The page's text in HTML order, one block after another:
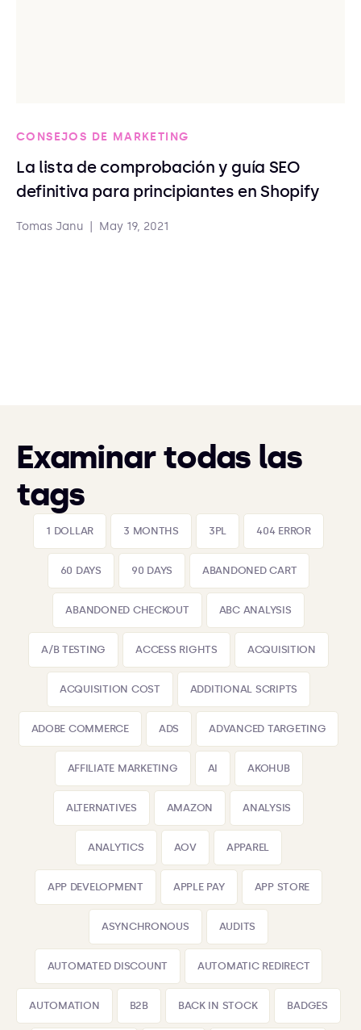
CONSEJOS DE MARKETING
La lista de comprobación y guía SEO
definitiva para principiantes en Shopify
Tomas Janu May 19, 2021
Examinar todas las
tags
1 DOLLAR 3 MONTHS 3PL 404 ERROR
60 DAYS 90 DAYS ABANDONED CART
ABANDONED CHECKOUT ABC ANALYSIS
A/B TESTING ACCESS RIGHTS ACQUISITION
ACQUISITION COST ADDITIONAL SCRIPTS
ADOBE COMMERCE ADS ADVANCED TARGETING
AFFILIATE MARKETING AI AKOHUB
ALTERNATIVES AMAZON ANALYSIS
ANALYTICS AOV APPAREL
APP DEVELOPMENT APPLE PAY APP STORE
ASYNCHRONOUS AUDITS
AUTOMATED DISCOUNT AUTOMATIC REDIRECT
AUTOMATION B2B BACK IN STOCK BADGES